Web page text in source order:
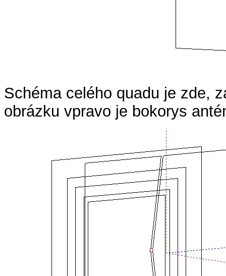
Schéma celého quadu je zde,
obrázku vpravo je bokorys